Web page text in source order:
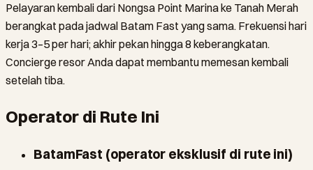
Pelayaran kembali dari Nongsa Point Marina ke Tanah Merah
berangkat pada jadwal Batam Fast yang sama. Frekuensi hari
kerja 3–5 per hari; akhir pekan hingga 8 keberangkatan.
Concierge resor Anda dapat membantu memesan kembali
setelah tiba.
Operator di Rute Ini
BatamFast (operator eksklusif di rute ini)